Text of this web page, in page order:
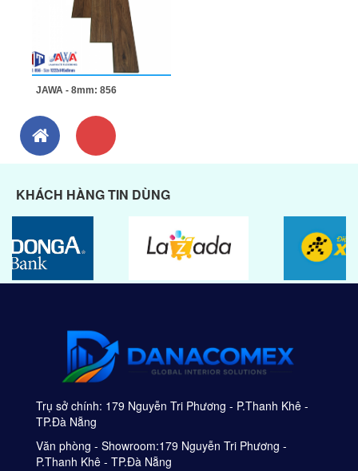
JAWA - 8mm: 856
KHÁCH HÀNG TIN DÙNG
Trụ sở chính: 179 Nguyễn Tri Phương - P.Thanh Khê -
TP.Đà Nẵng
Văn phòng - Showroom:179 Nguyễn Tri Phương -
P.Thanh Khê - TP.Đà Nẵng